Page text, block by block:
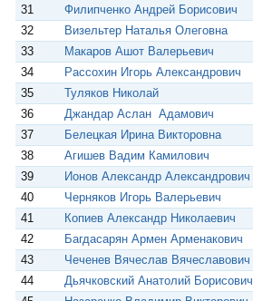
31
Филипченко Андрей Борисович
32
Визельтер Наталья Олеговна
33
Макаров Ашот Валерьевич
34
Рассохин Игорь Александрович
35
Туляков Николай
36
Джандар Аслан Адамович
37
Белецкая Ирина Викторовна
38
Агишев Вадим Камилович
39
Ионов Александр Александрович
40
Черняков Игорь Валерьевич
41
Копиев Александр Николаевич
42
Багдасарян Армен Арменакович
43
Чеченев Вячеслав Вячеславович
44
Дьячковский Анатолий Борисович